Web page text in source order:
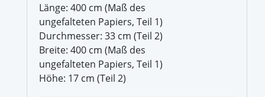
Länge: 400 cm (Maß des
ungefalteten Papiers, Teil 1)
Durchmesser: 33 cm (Teil 2)
Breite: 400 cm (Maß des
ungefalteten Papiers, Teil 1)
Höhe: 17 cm (Teil 2)